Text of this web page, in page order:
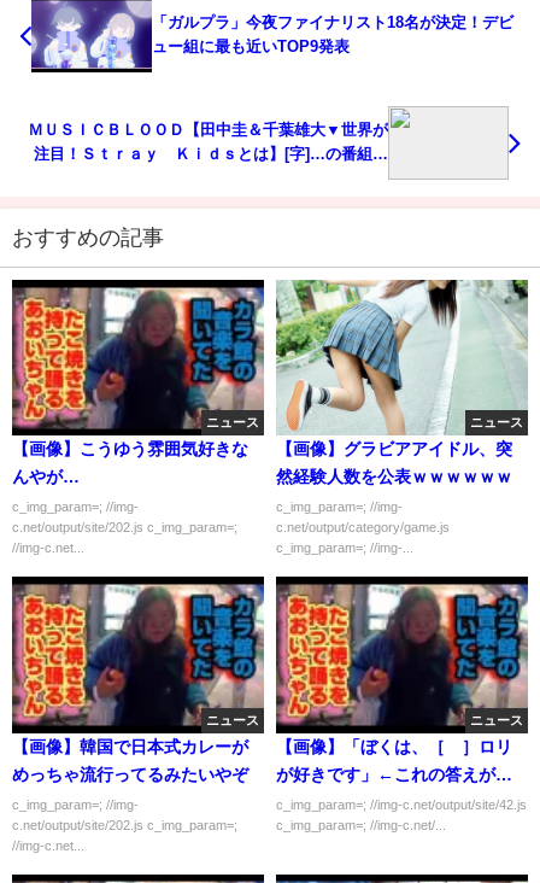
「ガルプラ」今夜ファイナリスト18名が決定！デビ
ュー組に最も近いTOP9発表
ＭＵＳＩＣＢＬＯＯＤ【田中圭＆千葉雄大▼世界が
注目！Ｓｔｒａｙ Ｋｉｄｓとは】[字]…の番組内
おすすめの記事
ニュース
【画像】こうゆう雰囲気好きな
んやが…
c_img_param=; //img-
c.net/output/site/202.js c_img_param=;
//img-c.net...
ニュース
【画像】グラビアアイドル、突
然経験人数を公表ｗｗｗｗｗｗ
c_img_param=; //img-
c.net/output/category/game.js
c_img_param=; //img-...
ニュース
【画像】韓国で日本式カレーが
めっちゃ流行ってるみたいやぞ
c_img_param=; //img-
c.net/output/site/202.js c_img_param=;
//img-c.net...
ニュース
【画像】「ぼくは、［ ］ロリ
が好きです」←これの答えがわ
からん
c_img_param=; //img-c.net/output/site/42.js
c_img_param=; //img-c.net/...